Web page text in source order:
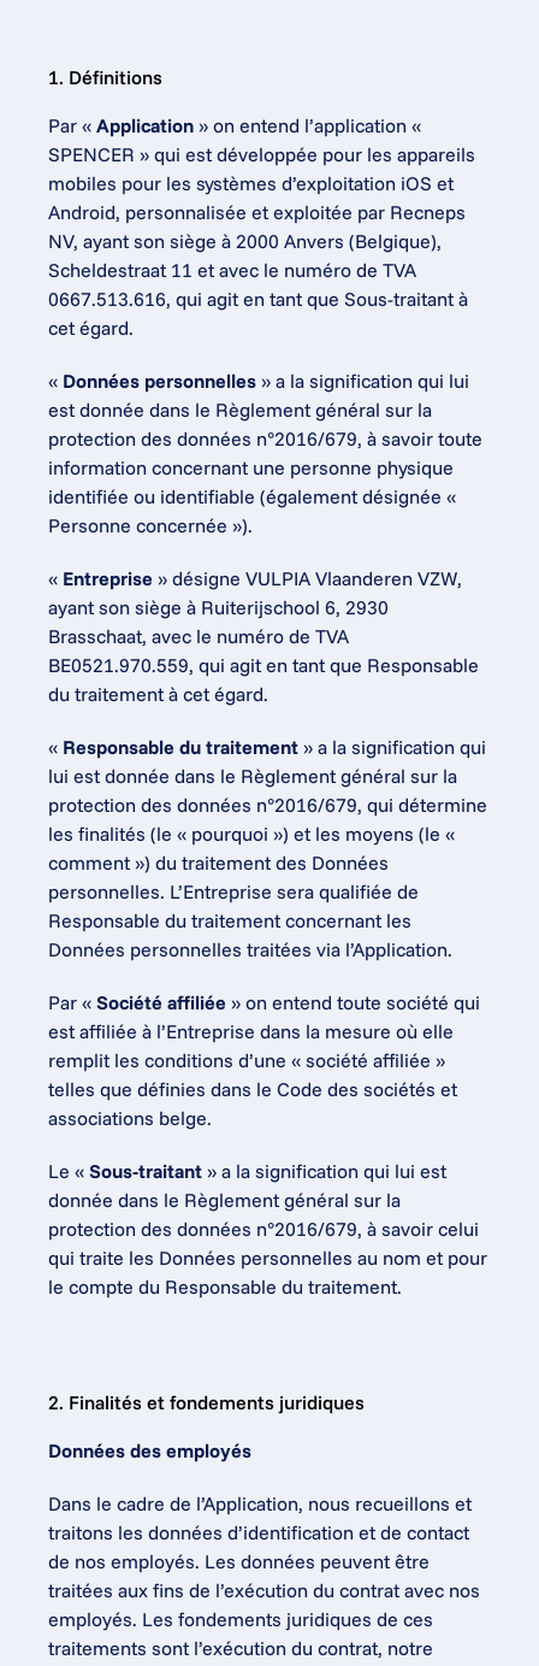
1. Définitions
Par « Application » on entend l’application «
SPENCER » qui est développée pour les appareils
mobiles pour les systèmes d’exploitation iOS et
Android, personnalisée et exploitée par Recneps
NV, ayant son siège à 2000 Anvers (Belgique),
Scheldestraat 11 et avec le numéro de TVA
0667.513.616, qui agit en tant que Sous-traitant à
cet égard.
« Données personnelles » a la signification qui lui
est donnée dans le Règlement général sur la
protection des données n°2016/679, à savoir toute
information concernant une personne physique
identifiée ou identifiable (également désignée «
Personne concernée »).
« Entreprise » désigne VULPIA Vlaanderen VZW,
ayant son siège à Ruiterijschool 6, 2930
Brasschaat, avec le numéro de TVA
BE0521.970.559, qui agit en tant que Responsable
du traitement à cet égard.
« Responsable du traitement » a la signification qui
lui est donnée dans le Règlement général sur la
protection des données n°2016/679, qui détermine
les finalités (le « pourquoi ») et les moyens (le «
comment ») du traitement des Données
personnelles. L’Entreprise sera qualifiée de
Responsable du traitement concernant les
Données personnelles traitées via l’Application.
Par « Société affiliée » on entend toute société qui
est affiliée à l’Entreprise dans la mesure où elle
remplit les conditions d’une « société affiliée »
telles que définies dans le Code des sociétés et
associations belge.
Le « Sous-traitant » a la signification qui lui est
donnée dans le Règlement général sur la
protection des données n°2016/679, à savoir celui
qui traite les Données personnelles au nom et pour
le compte du Responsable du traitement.
2. Finalités et fondements juridiques
Données des employés
Dans le cadre de l’Application, nous recueillons et
traitons les données d’identification et de contact
de nos employés. Les données peuvent être
traitées aux fins de l’exécution du contrat avec nos
employés. Les fondements juridiques de ces
traitements sont l’exécution du contrat, notre